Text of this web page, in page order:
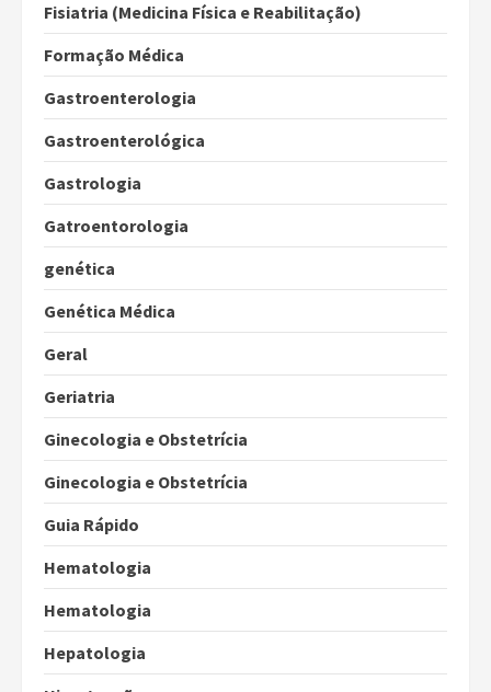
Fisiatria (Medicina Física e Reabilitação)
Formação Médica
Gastroenterologia
Gastroenterológica
Gastrologia
Gatroentorologia
genética
Genética Médica
Geral
Geriatria
Ginecologia e Obstetrícia
Ginecologia e Obstetrícia
Guia Rápido
Hematologia
Hematologia
Hepatologia